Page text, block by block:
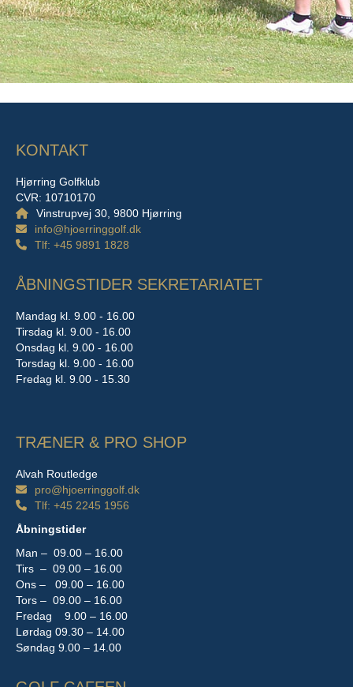
KONTAKT
Hjørring Golfklub
CVR: 10710170
Vinstrupvej 30, 9800 Hjørring
info@hjoerringgolf.dk
Tlf: +45 9891 1828
ÅBNINGSTIDER SEKRETARIATET
Mandag kl. 9.00 - 16.00
Tirsdag kl. 9.00 - 16.00
Onsdag kl. 9.00 - 16.00
Torsdag kl. 9.00 - 16.00
Fredag kl. 9.00 - 15.30
TRÆNER & PRO SHOP
Alvah Routledge
pro@hjoerringgolf.dk
Tlf: +45 2245 1956
Åbningstider
Man – 09.00 – 16.00
Tirs – 09.00 – 16.00
Ons – 09.00 – 16.00
Tors – 09.00 – 16.00
Fredag 9.00 – 16.00
Lørdag 09.30 – 14.00
Søndag 9.00 – 14.00